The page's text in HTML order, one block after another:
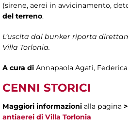
(sirene, aerei in avvicinamento,
del terreno.
L’uscita dal bunker riporta
Villa Torlonia.
A cura di Annapaola Agati,
CENNI STORICI
Maggiori informazioni alla pagina >
antiaerei di Villa Torlonia